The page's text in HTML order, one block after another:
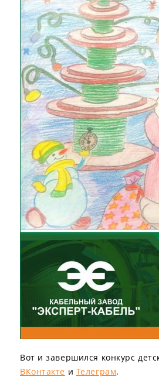
Вот и завершился конкурс
ВКонтакте и Телеграм.